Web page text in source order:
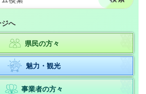
ジへ
県民の方々
魅力・観光
事業者の方々